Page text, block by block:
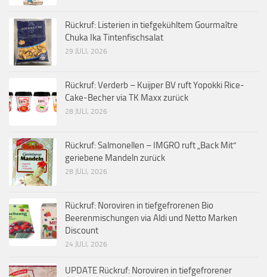
Rückruf: Listerien in tiefgekühltem Gourmaître
Chuka Ika Tintenfischsalat
29 JULI, 2026
Rückruf: Verderb – Kuijper BV ruft Yopokki Rice-
Cake-Becher via TK Maxx zurück
28 JULI, 2026
Rückruf: Salmonellen – IMGRO ruft „Back Mit“
geriebene Mandeln zurück
28 JULI, 2026
Rückruf: Noroviren in tiefgefrorenen Bio
Beerenmischungen via Aldi und Netto Marken
Discount
24 JULI, 2026
UPDATE Rückruf: Noroviren in tiefgefrorener